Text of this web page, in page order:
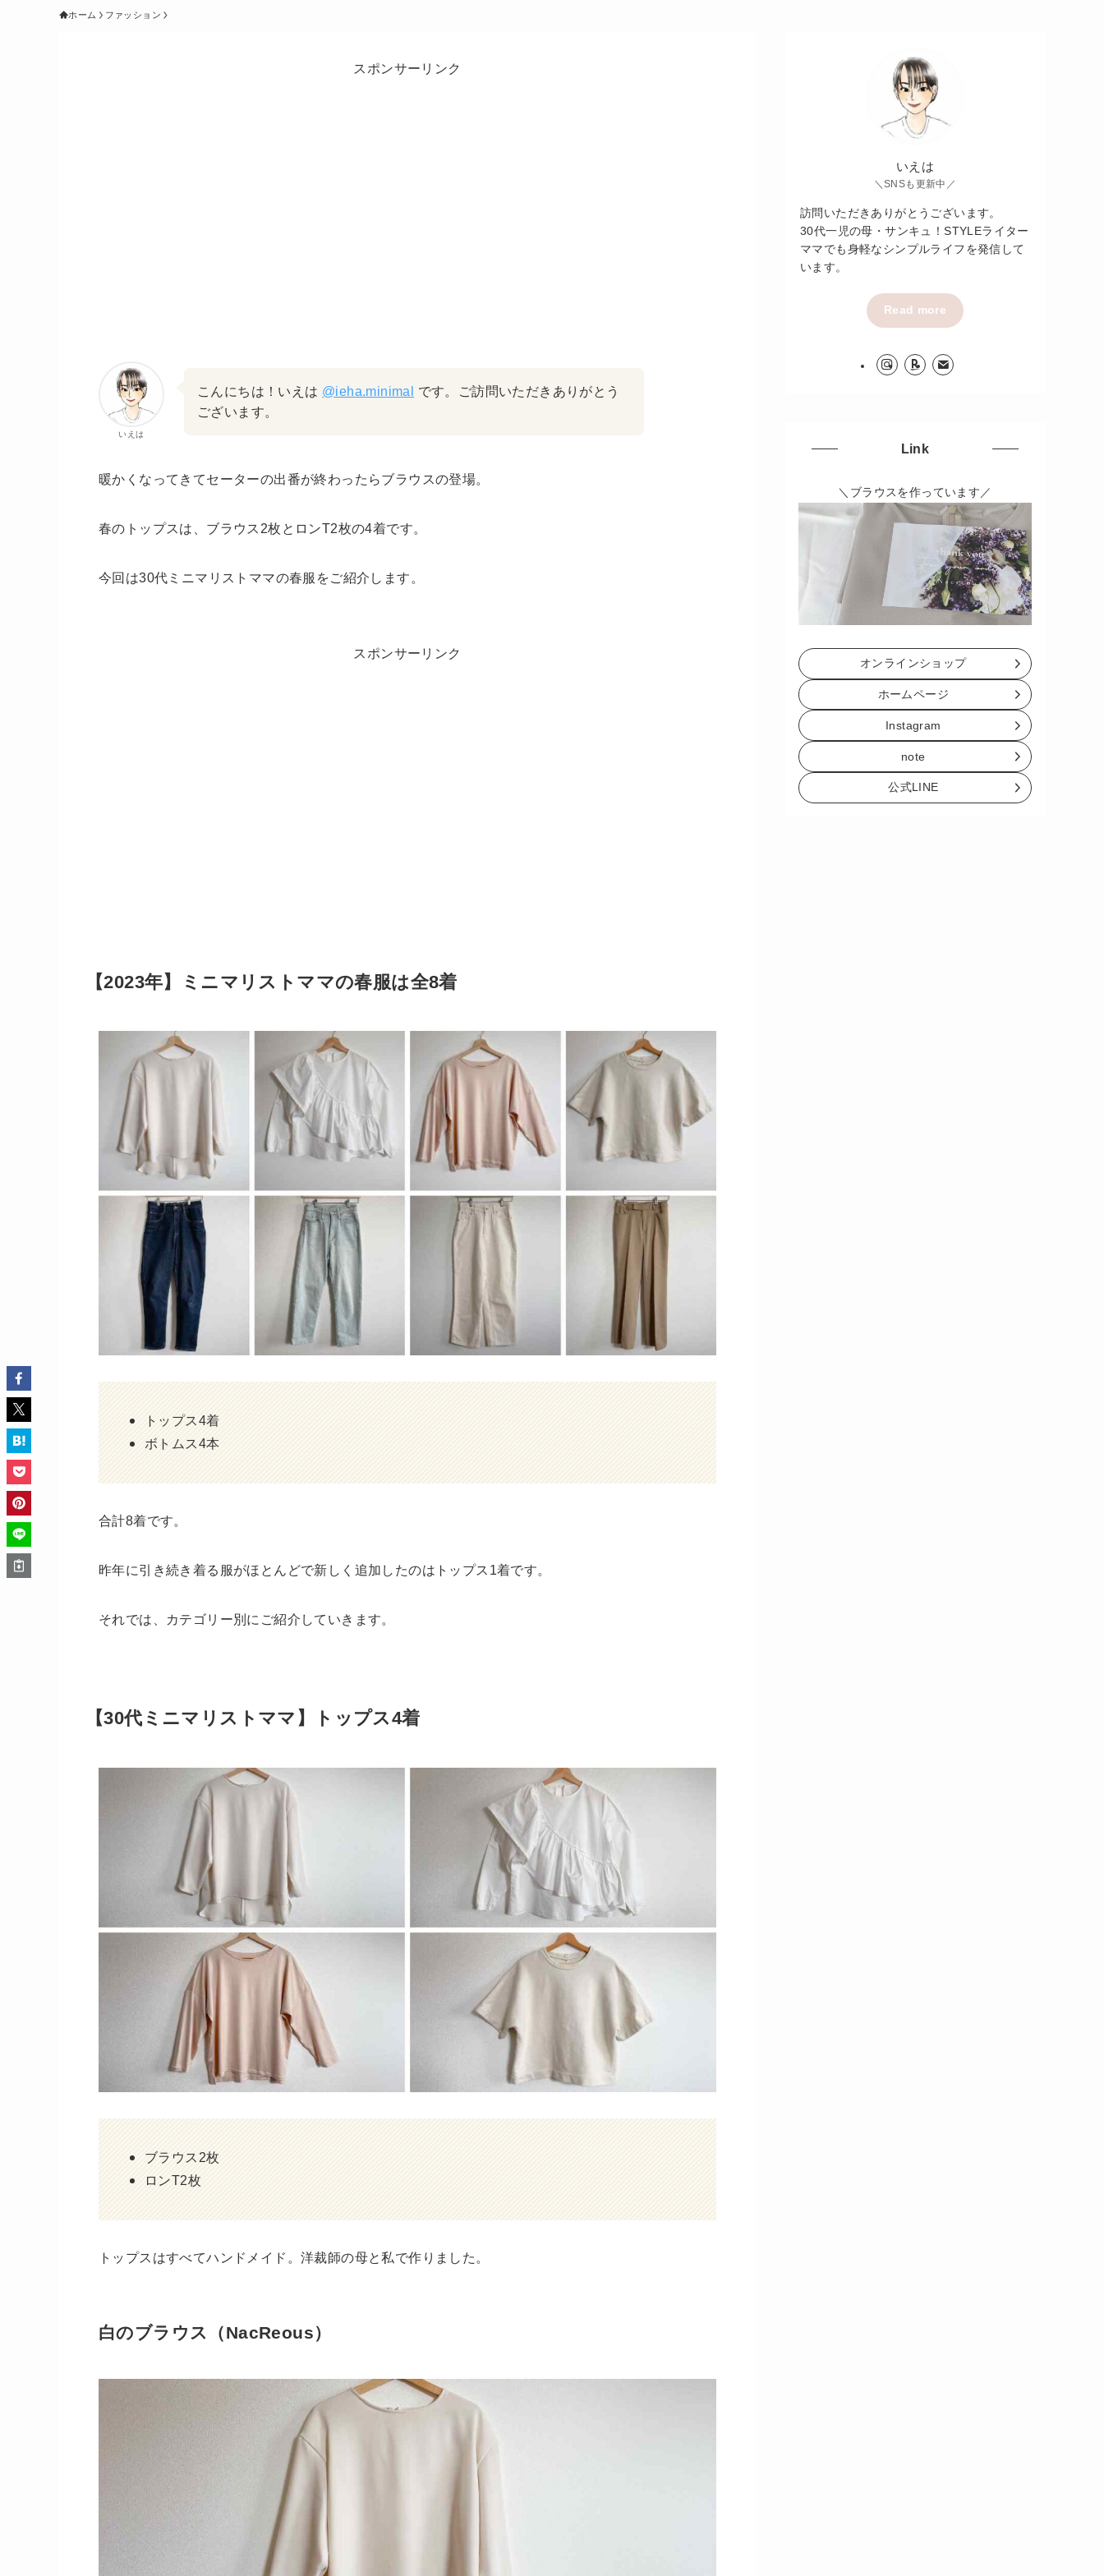
ホーム ファッション
スポンサーリンク
いえは
こんにちは！いえは @ieha.minimal
です。ご訪問いただきありがとう
ございます。
暖かくなってきてセーターの出番が終わったらブラウスの登場。
春のトップスは、ブラウス2枚とロンT2枚の4着です。
今回は30代ミニマリストママの春服をご紹介します。
スポンサーリンク
【2023年】ミニマリストママの春服は全8着
トップス4着
ボトムス4本
合計8着です。
昨年に引き続き着る服がほとんどで新しく追加したのはトップス1着です。
それでは、カテゴリー別にご紹介していきます。
【30代ミニマリストママ】トップス4着
ブラウス2枚
ロンT2枚
トップスはすべてハンドメイド。洋裁師の母と私で作りました。
白のブラウス（NacReous）
いえは
＼SNSも更新中／
訪問いただきありがとうございます。
30代一児の母・サンキュ！STYLEライター
ママでも身軽なシンプルライフを発信して
います。
Read more
Link
＼ブラウスを作っています／
オンラインショップ
ホームページ
Instagram
note
公式LINE